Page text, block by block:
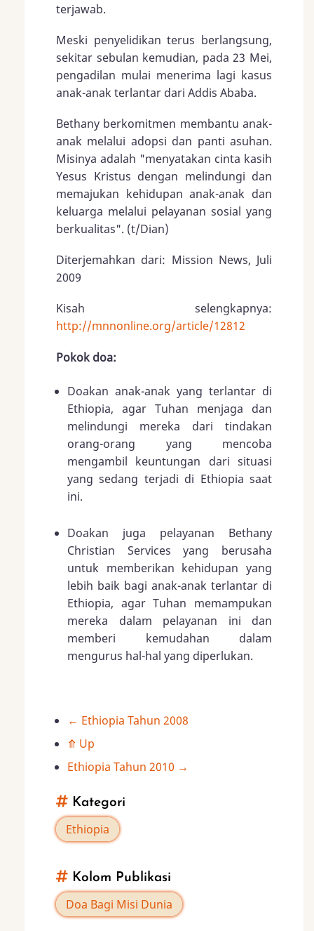
terjawab.
Meski penyelidikan terus berlangsung,
sekitar sebulan kemudian, pada 23 Mei,
pengadilan mulai menerima lagi kasus
anak-anak terlantar dari Addis Ababa.
Bethany berkomitmen membantu anak-
anak melalui adopsi dan panti asuhan.
Misinya adalah "menyatakan cinta kasih
Yesus Kristus dengan melindungi dan
memajukan kehidupan anak-anak dan
keluarga melalui pelayanan sosial yang
berkualitas". (t/Dian)
Diterjemahkan dari: Mission News, Juli
2009
Kisah selengkapnya:
http://mnnonline.org/article/12812
Pokok doa:
Doakan anak-anak yang terlantar di
Ethiopia, agar Tuhan menjaga dan
melindungi mereka dari tindakan
orang-orang yang mencoba
mengambil keuntungan dari situasi
yang sedang terjadi di Ethiopia saat
ini.
Doakan juga pelayanan Bethany
Christian Services yang berusaha
untuk memberikan kehidupan yang
lebih baik bagi anak-anak terlantar di
Ethiopia, agar Tuhan memampukan
mereka dalam pelayanan ini dan
memberi kemudahan dalam
mengurus hal-hal yang diperlukan.
Book
traversal
links
for
Tahun
← Ethiopia Tahun 2008
⤊ Up
Ethiopia Tahun 2010 →
Kategori
Ethiopia
Kolom Publikasi
Doa Bagi Misi Dunia